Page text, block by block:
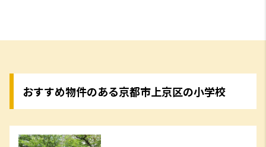
おすすめ物件のある京都市上京区の小学校